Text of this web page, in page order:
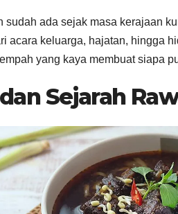
sudah ada sejak masa kerajaan
acara keluarga, hajatan, hingga
yang kaya membuat siapa
Sejarah